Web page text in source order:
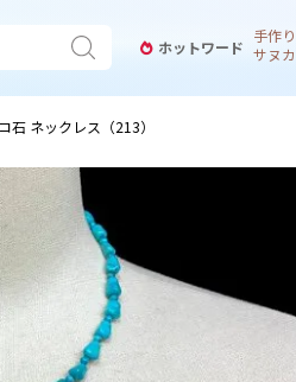
ホットワード
手作り
石 ネックレス（213）